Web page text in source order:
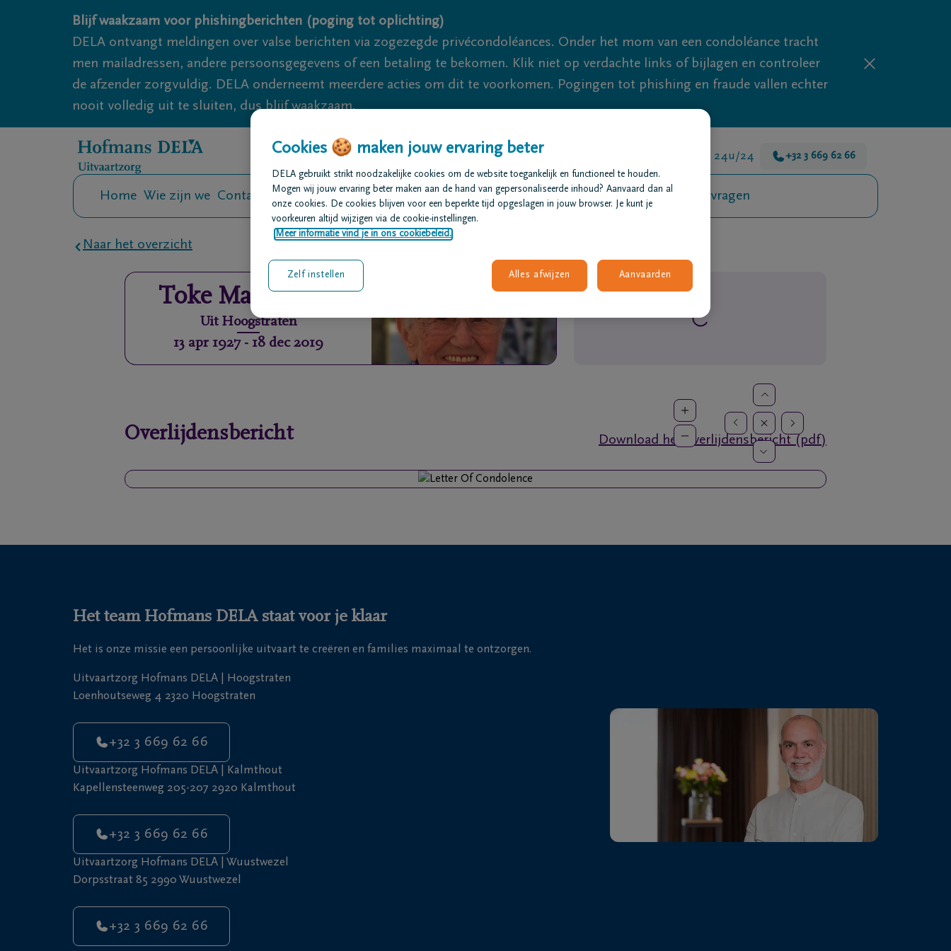
Overslaan en naar inhoud gaan
Blijf waakzaam voor phishingberichten (poging tot oplichting)
DELA ontvangt meldingen over valse berichten via zogezegde privécondoléances. Onder het mom van een condoléance tracht
men mailadressen, andere persoonsgegevens of een betaling te bekomen. Klik niet op verdachte links of bijlagen en controleer
de afzender zorgvuldig. DELA onderneemt meerdere acties om dit te voorkomen. Pogingen tot phishing en fraude vallen echter
nooit volledig uit te sluiten, dus blijf waakzaam.
We zijn er voor je 24u/24 +32 3 669 62 66
Home Wie zijn we Contact Uitvaart regelen Overlijdensberichten Ons uitvaartcentrum Veelgestelde vragen
Naar het overzicht
Toke Machielsen
Uit Hoogstraten
13 apr 1927- 18 dec 2019
Overlijdensbericht Download het overlijdensbericht (pdf)
Het team Hofmans DELA staat voor je klaar
Het is onze missie een persoonlijke uitvaart te creëren en families maximaal te ontzorgen.
Uitvaartzorg Hofmans DELA | Hoogstraten
Loenhoutseweg 4 2320 Hoogstraten
+32 3 669 62 66
Uitvaartzorg Hofmans DELA | Kalmthout
Kapellensteenweg 205-207 2920 Kalmthout
+32 3 669 62 66
Uitvaartzorg Hofmans DELA | Wuustwezel
Dorpsstraat 85 2990 Wuustwezel
+32 3 669 62 66
Cookies 🍪 maken jouw ervaring beter
DELA gebruikt strikt noodzakelijke cookies om de website toegankelijk en functioneel te houden.
Mogen wij jouw ervaring beter maken aan de hand van gepersonaliseerde inhoud? Aanvaard dan al
onze cookies. De cookies blijven voor een beperkte tijd opgeslagen in jouw browser. Je kunt je
voorkeuren altijd wijzigen via de cookie-instellingen.
Meer informatie vind je in ons cookiebeleid.
Alles afwijzen Aanvaarden
Zelf instellen